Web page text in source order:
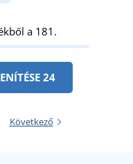
a 181.
24
Következő